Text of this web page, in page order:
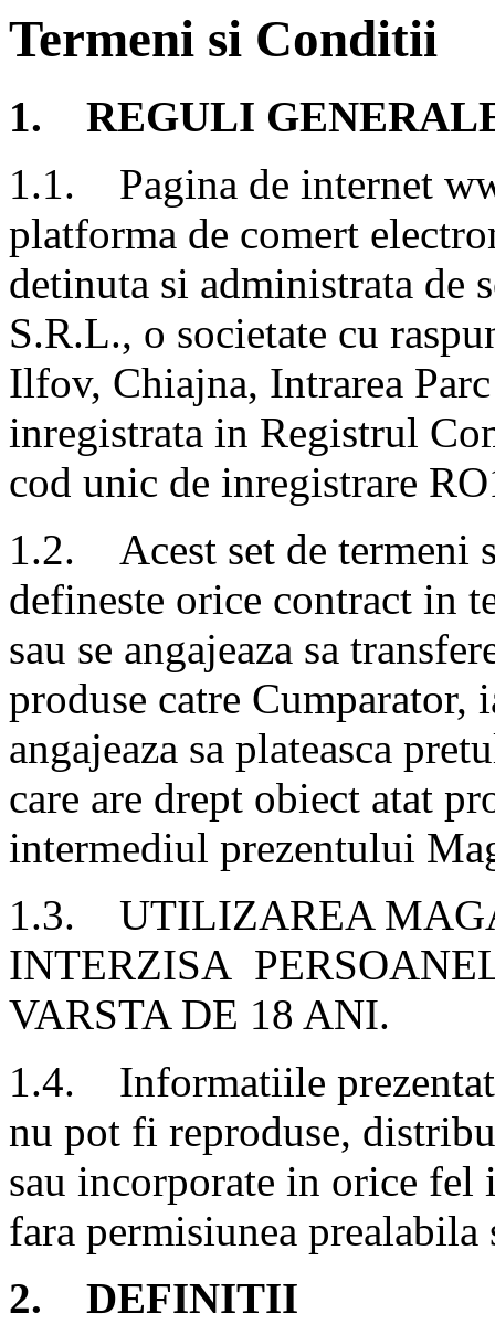
Termeni si Conditii
1. REGULI
1.1. Pagina de internet
platforma de comert
detinuta si administrata de
S.R.L., o societate cu
Ilfov, Chiajna, Intrarea
inregistrata in Registrul
cod unic de inregistrare
1.2. Acest set de termeni
defineste orice contract in
sau se angajeaza sa
produse catre Cumparator,
angajeaza sa plateasca
care are drept obiect atat
intermediul prezentului
1.3. UTILIZAREA
INTERZISA
VARSTA DE 18 ANI.
1.4. Informatiile
nu pot fi reproduse,
sau incorporate in orice fel
fara permisiunea prealabila
2. DEFINITII